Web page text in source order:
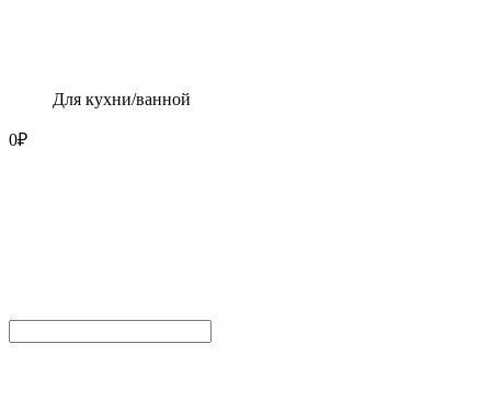
Для кухни/ванной
0₽